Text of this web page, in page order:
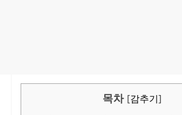
목차 [감추기]